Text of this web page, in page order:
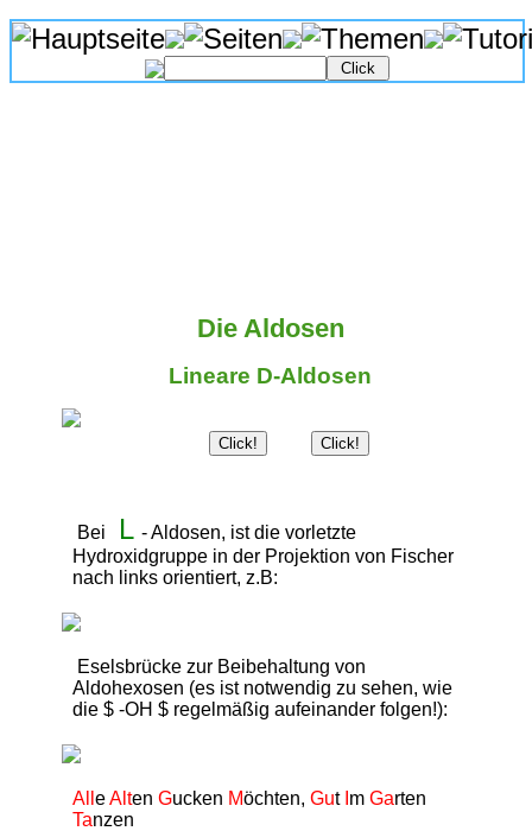
Die Aldosen
Lineare D-Aldosen
Click! Click!
Bei L - Aldosen, ist die vorletzte
Hydroxidgruppe in der Projektion von Fischer
nach links orientiert, z.B:
Aldohexosen (es ist notwendig zu sehen, wie
die $ -OH $ regelmäßig aufeinander folgen!):
All e Alten Gucken Möchten, Gut m Ga
Tanzen